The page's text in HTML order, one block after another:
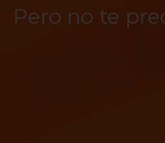
Pero no te